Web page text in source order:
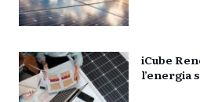
iCube
l’energia